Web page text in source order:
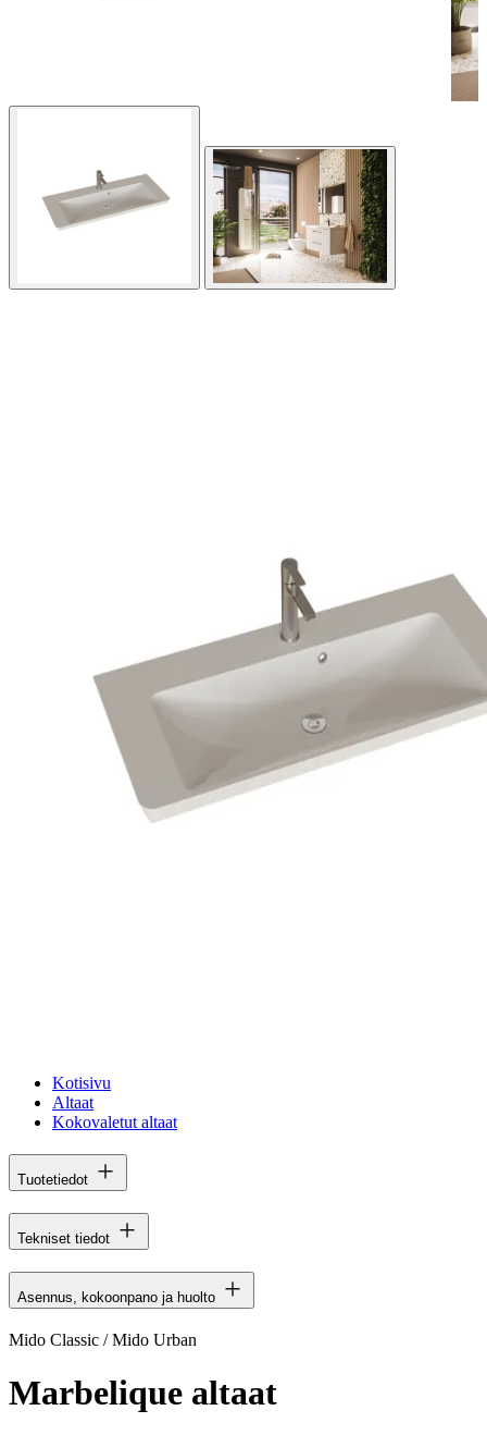
Kotisivu
Altaat
Kokovaletut altaat
Tuotetiedot
Tekniset tiedot
Asennus, kokoonpano ja huolto
Mido Classic / Mido Urban
Marbelique altaat